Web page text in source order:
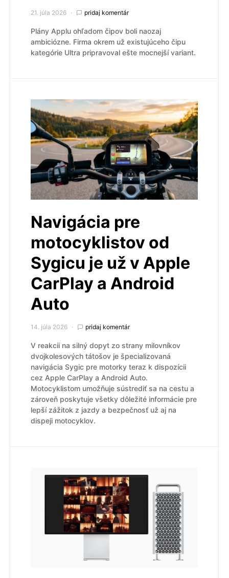
21. júla 2026 pridaj komentár
Plány Applu ohľadom čipov boli naozaj
ambiciózne. Firma okrem už existujúceho čipu
kategórie Ultra pripravoval ešte mocnejší variant.
Navigácia pre
motocyklistov od
Sygicu je už v Apple
CarPlay a Android
Auto
14. júla 2026 pridaj komentár
V reakcii na silný dopyt zo strany milovníkov
dvojkolesových tátošov je špecializovaná
navigácia Sygic pre motorky teraz k dispozícii
cez Apple CarPlay a Android Auto.
Motocyklistom umožňuje sústrediť sa na cestu a
zároveň poskytuje všetky dôležité informácie pre
lepší zážitok z jazdy a bezpečnosť už aj na
dispeji motocyklov.